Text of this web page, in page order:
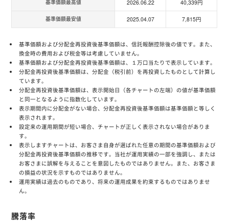
基準価額最高値 2026.06.22 40,339円
基準価額最安値 2025.04.07 7,815円
基準価額および分配金再投資後基準価額は、信託報酬控除後の値です。また、
換金時の費用および税金等は考慮していません。
基準価額および分配金再投資後基準価額は、１万口当たりで表示しています。
分配金再投資後基準価額は、分配金（税引前）を再投資したものとして計算し
ています。
分配金再投資後基準価額は、表示開始日（各チャートの左端）の値が基準価額
と同一となるように指数化しています。
表示期間内に分配金がない場合、分配金再投資後基準価額は基準価額と等しく
表示されます。
設定来の運用期間が短い場合、チャートが正しく表示されない場合がありま
す。
表示しますチャートは、お客さま自身が選ばれた任意の期間の基準価額および
分配金再投資後基準価額の推移です。当社が運用実績の一部を強調し、または
お客さまに誤解を与えることを意図したものではありません。また、お客さま
の損益の状況を示すものではありません。
運用実績は過去のものであり、将来の運用成果を約束するものではありませ
ん。
騰落率